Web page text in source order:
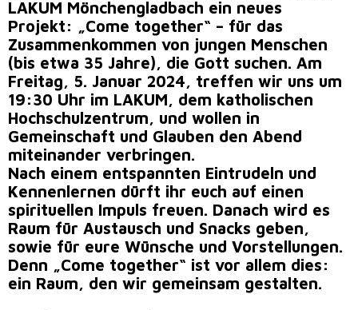
LAKUM Mönchengladbach ein neues
Projekt: „Come together“ – für das
Zusammenkommen von jungen Menschen
(bis etwa 35 Jahre), die Gott suchen. Am
Freitag, 5. Januar 2024, treffen wir uns um
19:30 Uhr im LAKUM, dem katholischen
Hochschulzentrum, und wollen in
Gemeinschaft und Glauben den Abend
miteinander verbringen.
Nach einem entspannten Eintrudeln und
Kennenlernen dürft ihr euch auf einen
spirituellen Impuls freuen. Danach wird es
Raum für Austausch und Snacks geben,
sowie für eure Wünsche und Vorstellungen.
Denn „Come together“ ist vor allem dies:
ein Raum, den wir gemeinsam gestalten.